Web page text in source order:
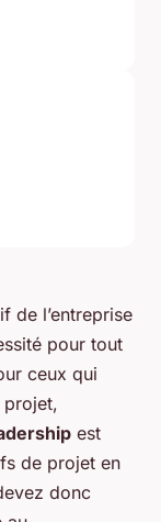
de l’entreprise
pour tout
ceux qui
projet,
est
de projet en
donc